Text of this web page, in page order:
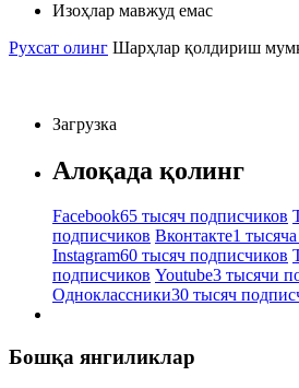
Изоҳлар мавжуд емас
Рухсат олинг Шарҳлар қолдириш
Загрузка
Алоқада қолинг
Facebook65 тысяч подписчиков
подписчиков Вконтакте1
Instagram60 тысяч подписчиков
подписчиков Youtube3 тысячи
Одноклассники30 тысяч
Бошқа янгиликлар